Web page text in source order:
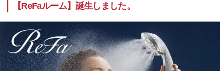
【ReFaルーム】誕生しました。